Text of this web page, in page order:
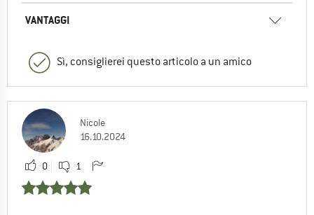
VANTAGGI
Sì, consiglierei questo articolo a un amico
Nicole
16.10.2024
0 1